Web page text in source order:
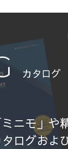
カタログ
ニモ」や
ログおよ